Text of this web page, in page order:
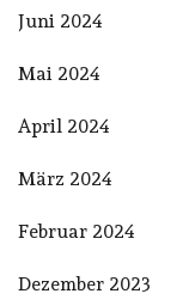
Juni 2024
Mai 2024
April 2024
März 2024
Februar 2024
Dezember 2023